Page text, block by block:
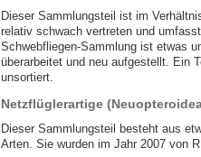
Dieser Sammlungsteil ist im
relativ schwach vertreten und
Schwebfliegen-Sammlung ist etwas
überarbeitet und neu aufgestellt. Ein
unsortiert.
Netzflüglerartige
Dieser Sammlungsteil besteht aus
Arten. Sie wurden im Jahr 2007 von